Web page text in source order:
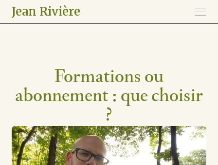
Jean Rivière
Formations ou
abonnement : que choisir
?